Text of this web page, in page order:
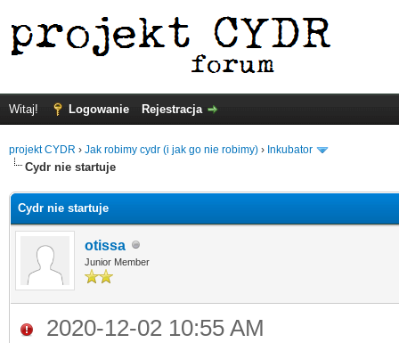
Witaj! Logowanie Rejestracja
projekt CYDR › Jak robimy cydr (i jak go nie robimy) › Inkubator
Cydr nie startuje
Cydr nie startuje
otissa
Junior Member
2020-12-02 10:55 AM